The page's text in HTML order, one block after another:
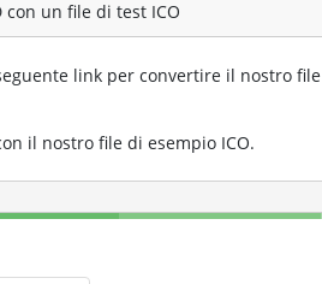
con un file di test ICO
link per convertire il nostro file
il nostro file di esempio ICO.